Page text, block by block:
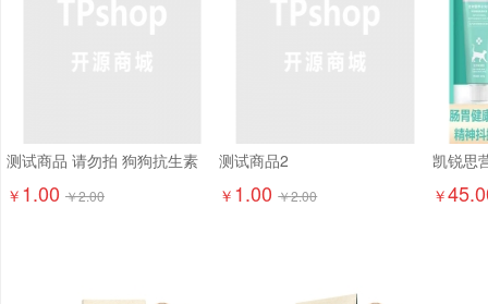
测试商品 请勿拍 狗狗抗生素
￥ 1.00 ￥2.00
测试商品2
￥ 1.00 ￥2.00 ￥